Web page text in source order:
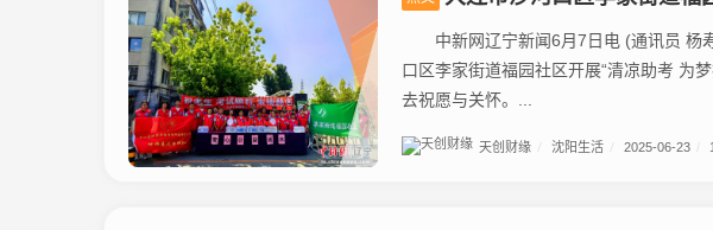
中新网辽宁新闻6月7日电 (通讯员 杨
口区李家街道福园社区开展“清凉助考 为
去祝愿与关怀。...
天创财缘 沈阳生活 2025-06-23